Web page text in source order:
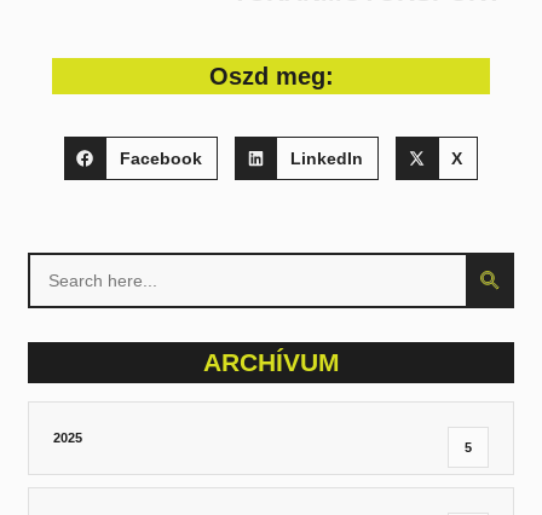
Oszd meg:
Facebook LinkedIn X
for:
Search
ARCHÍVUM
2025
5